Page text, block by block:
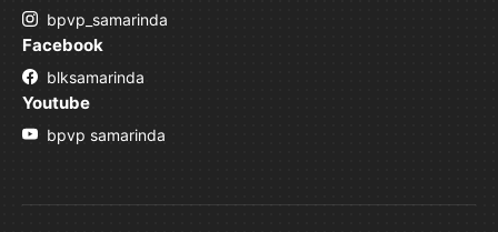
bpvp_samarinda
Facebook
blksamarinda
Youtube
bpvp samarinda